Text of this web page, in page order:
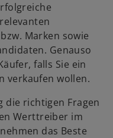
Marken sowie
Genauso
falls Sie ein
verkaufen wollen.
die richtigen Fragen
Werttreiber im
das Beste